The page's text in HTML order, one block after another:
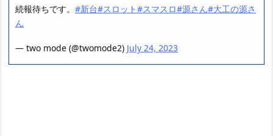
続報待ちです。 #新台#スロット#スマスロ#源さん#大工の源さ
ん
— two mode (@twomode2) July 24, 2023